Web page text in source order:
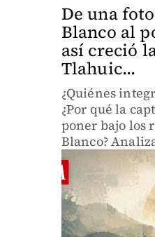
De una
Blanco al
así creció
Tlahuic...
¿Quiénes
¿Por qué la
poner bajo los
Blanco?
Comando
líder y la
exfutbolista.